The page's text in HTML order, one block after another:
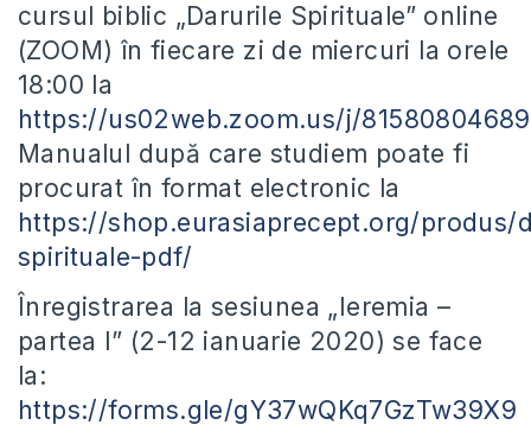
cursul biblic „Darurile Spirituale” online
(ZOOM) în fiecare zi de miercuri la orele
18:00 la
https://us02web.zoom.us/j/81580804689
Manualul după care studiem poate fi
procurat în format electronic la
https://shop.eurasiaprecept.org/produs/
spirituale-pdf/
Înregistrarea la sesiunea „Ieremia –
partea I” (2-12 ianuarie 2020) se face
la:
https://forms.gle/gY37wQKq7GzTw39X9